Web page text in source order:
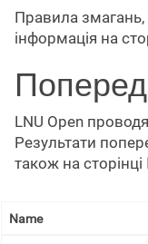
Правила змагань,
інформація на
LNU Open
Результати
також на сторінці
Name